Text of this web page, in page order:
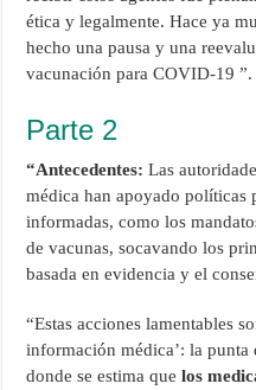
ética y legalmente. Hace ya
hecho una pausa y una
vacunación para COVID-19 ”.
Parte 2
“Antecedentes:Las
médica han apoyado políticas
informadas, como los
de vacunas, socavando los
basada en evidencia y el
“Estas acciones lamentables
información médica’: la
donde se estima quelos